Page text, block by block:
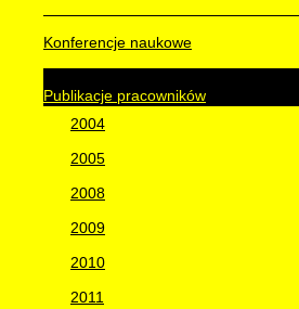
Konferencje naukowe
Publikacje pracowników
2004
2005
2008
2009
2010
2011